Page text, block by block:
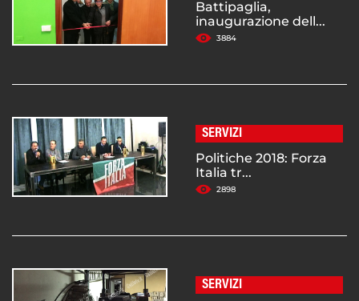
Battipaglia,
inaugurazione dell...
3884
SERVIZI
Politiche 2018: Forza
Italia tr...
2898
SERVIZI